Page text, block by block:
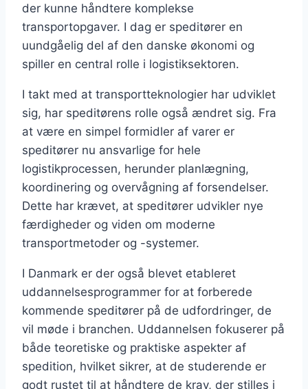
der kunne håndtere komplekse
transportopgaver. I dag er speditører en
uundgåelig del af den danske økonomi og
spiller en central rolle i logistiksektoren.
I takt med at transportteknologier har udviklet
sig, har speditørens rolle også ændret sig. Fra
at være en simpel formidler af varer er
speditører nu ansvarlige for hele
logistikprocessen, herunder planlægning,
koordinering og overvågning af forsendelser.
Dette har krævet, at speditører udvikler nye
færdigheder og viden om moderne
transportmetoder og -systemer.
I Danmark er der også blevet etableret
uddannelsesprogrammer for at forberede
kommende speditører på de udfordringer, de
vil møde i branchen. Uddannelsen fokuserer på
både teoretiske og praktiske aspekter af
spedition, hvilket sikrer, at de studerende er
godt rustet til at håndtere de krav, der stilles i